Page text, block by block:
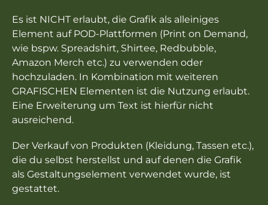
Es ist NICHT erlaubt, die Grafik als alleiniges
Element auf POD-Plattformen (Print on Demand,
wie bspw. Spreadshirt, Shirtee, Redbubble,
Amazon Merch etc.) zu verwenden oder
hochzuladen. In Kombination mit weiteren
GRAFISCHEN Elementen ist die Nutzung erlaubt.
Eine Erweiterung um Text ist hierfür nicht
ausreichend.
Der Verkauf von Produkten (Kleidung, Tassen etc.),
die du selbst herstellst und auf denen die Grafik
als Gestaltungselement verwendet wurde, ist
gestattet.